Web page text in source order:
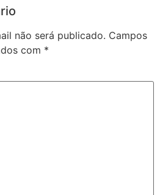
não será publicado. Campos
com *